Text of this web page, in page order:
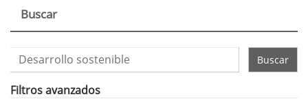
Buscar
Buscar
artículos
por
Filtros avanzados